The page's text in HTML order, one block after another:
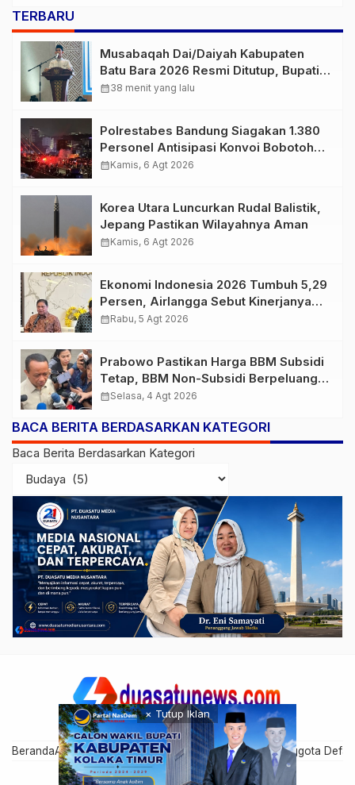
TERBARU
Musabaqah Dai/Daiyah Kabupaten
Batu Bara 2026 Resmi Ditutup, Bupati
Apresiasi Semangat Peserta
calendar_month38 menit yang lalu
Polrestabes Bandung Siagakan 1.380
Personel Antisipasi Konvoi Bobotoh
Usai Final Piala Presiden
calendar_monthKamis, 6 Agt 2026
Korea Utara Luncurkan Rudal Balistik,
Jepang Pastikan Wilayahnya Aman
calendar_monthKamis, 6 Agt 2026
Ekonomi Indonesia 2026 Tumbuh 5,29
Persen, Airlangga Sebut Kinerjanya
Lampaui Rata-Rata Global
calendar_monthRabu, 5 Agt 2026
Prabowo Pastikan Harga BBM Subsidi
Tetap, BBM Non-Subsidi Berpeluang
Turun
calendar_monthSelasa, 4 Agt 2026
BACA BERITA BERDASARKAN KATEGORI
Baca Berita Berdasarkan Kategori
BerandaArtikel AnggotaCari AnggotaDisclaimerGrup Anggota
× Tutup Iklan